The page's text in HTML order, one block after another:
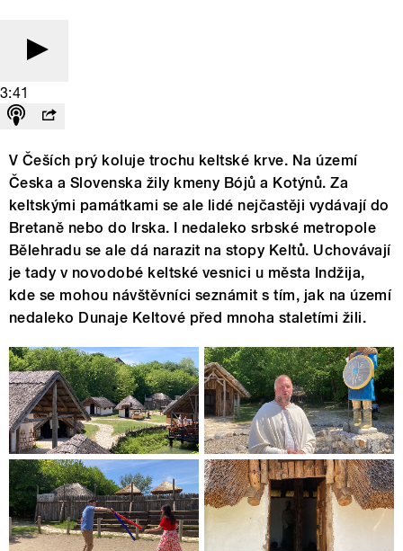
3:41
V Češích prý koluje trochu keltské krve. Na území
Česka a Slovenska žily kmeny Bójů a Kotýnů. Za
keltskými památkami se ale lidé nejčastěji vydávají do
Bretaně nebo do Irska. I nedaleko srbské metropole
Bělehradu se ale dá narazit na stopy Keltů. Uchovávají
je tady v novodobé keltské vesnici u města Indžija,
kde se mohou návštěvníci seznámit s tím, jak na území
nedaleko Dunaje Keltové před mnoha staletími žili.